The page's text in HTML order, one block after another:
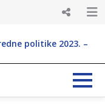
politike 2023. –